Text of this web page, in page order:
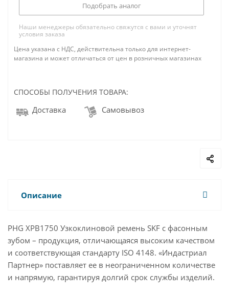
Подобрать аналог
Наши менеджеры обязательно свяжутся с вами и уточнят
условия заказа
Цена указана с НДС, действительна только для интернет-
магазина и может отличаться от цен в розничных магазинах
СПОСОБЫ ПОЛУЧЕНИЯ ТОВАРА:
Доставка Самовывоз
Описание
PHG XPB1750 Узкоклиновой ремень SKF с фасонным
зубом – продукция, отличающаяся высоким качеством
и соответствующая стандарту ISO 4148. «Индастриал
Партнер» поставляет ее в неограниченном количестве
и напрямую, гарантируя долгий срок службы изделий.